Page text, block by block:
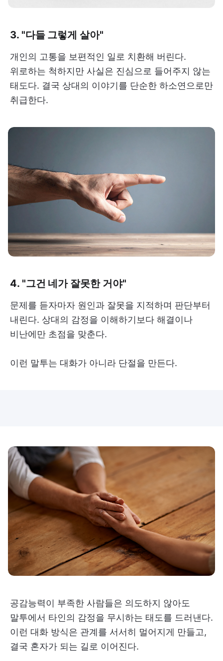
3. "다들 그렇게 살아"
개인의 고통을 보편적인 일로 치환해 버린다.
위로하는 척하지만 사실은 진심으로 들어주지 않는
태도다. 결국 상대의 이야기를 단순한 하소연으로만
취급한다.
4. "그건 네가 잘못한 거야"
문제를 듣자마자 원인과 잘못을 지적하며 판단부터
내린다. 상대의 감정을 이해하기보다 해결이나
비난에만 초점을 맞춘다.
이런 말투는 대화가 아니라 단절을 만든다.
공감능력이 부족한 사람들은 의도하지 않아도
말투에서 타인의 감정을 무시하는 태도를 드러낸다.
이런 대화 방식은 관계를 서서히 멀어지게 만들고,
결국 혼자가 되는 길로 이어진다.